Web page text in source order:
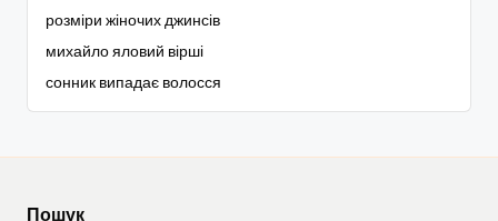
розміри жіночих джинсів
михайло яловий вірші
сонник випадає волосся
Пошук